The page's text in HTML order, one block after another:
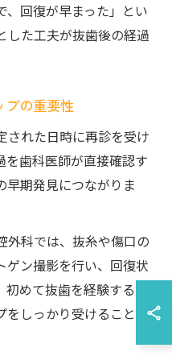
、回復が早まった」とい
した工夫が抜歯後の経過
プの重要性
された日時に再診を受け
を歯科医師が直接確認す
早期発見につながりま
外科では、抜糸や傷口の
ゲン撮影を行い、回復状
めて抜歯を経験する方
をしっかり受けることで